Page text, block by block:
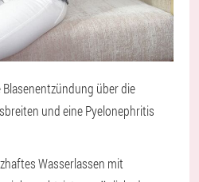
über die
und eine Pyelonephritis
Wasserlassen mit